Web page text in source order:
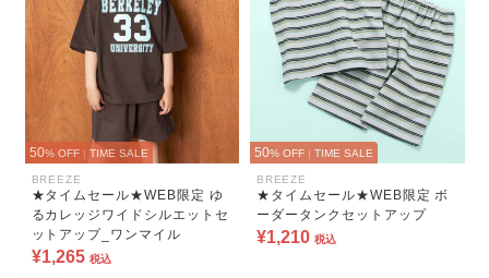
50% OFF | TIME SALE
BREEZE
★タイムセール★WEB限定 ゆ
るカレッジワイドシルエットセ
ットアップ_ワンマイル
¥1,265 税込
50% OFF | TIME SALE
BREEZE
★タイムセール★WEB限定 ボ
ーダータンクセットアップ
¥1,210 税込